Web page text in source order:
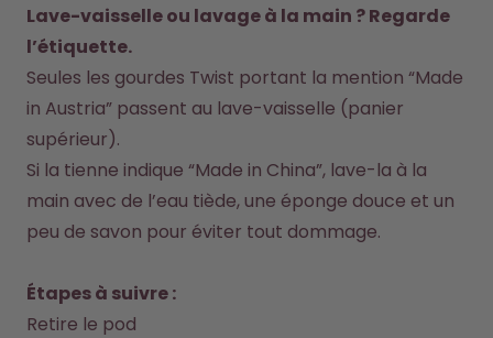
Design Edition:
createdbygabe × air up®
Dis bonjour au "O"
Comment ça marche
Aide & FAQ
Où acheter
Compare les gourdes
Lave-vaisselle ou lavage à la main ? Regarde
l’étiquette.
Seules les gourdes Twist portant la mention “Made
in Austria” passent au lave-vaisselle (panier
supérieur).
Si la tienne indique “Made in China”, lave-la à la
main avec de l’eau tiède, une éponge douce et un
peu de savon pour éviter tout dommage.
Étapes à suivre :
Retire le pod